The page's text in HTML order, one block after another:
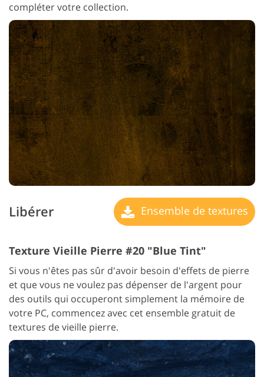
compléter votre collection.
Libérer Ensemble de textures
Texture Vieille Pierre #20 "Blue Tint"
Si vous n'êtes pas sûr d'avoir besoin d'effets de pierre
et que vous ne voulez pas dépenser de l'argent pour
des outils qui occuperont simplement la mémoire de
votre PC, commencez avec cet ensemble gratuit de
textures de vieille pierre.